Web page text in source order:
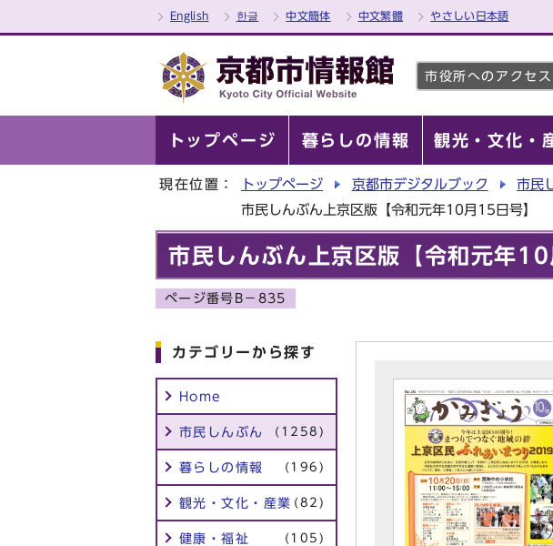
English 한글 中文簡体 中文繁體 やさしい日本語
市役所へのアクセス
トップページ 暮らしの情報 観光・文化・
現在位置： トップページ 京都市デジタルブック 市民
市民しんぶん上京区版【令和元年10月15日号】
市民しんぶん上京区版【令和元年10
ページ番号B－835
カテゴリーから探す
Home
市民しんぶん (1258)
暮らしの情報 (196)
観光・文化・産業 (82)
健康・福祉 (105)